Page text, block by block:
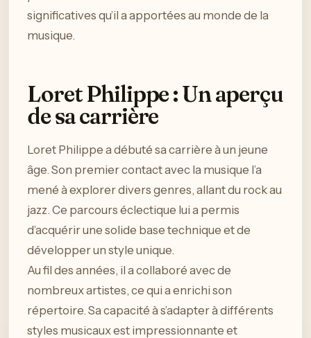
significatives qu’il a apportées au monde de la
musique.
Loret Philippe : Un aperçu
de sa carrière
Loret Philippe a débuté sa carrière à un jeune
âge. Son premier contact avec la musique l’a
mené à explorer divers genres, allant du rock au
jazz. Ce parcours éclectique lui a permis
d’acquérir une solide base technique et de
développer un style unique.
Au fil des années, il a collaboré avec de
nombreux artistes, ce qui a enrichi son
répertoire. Sa capacité à s’adapter à différents
styles musicaux est impressionnante et